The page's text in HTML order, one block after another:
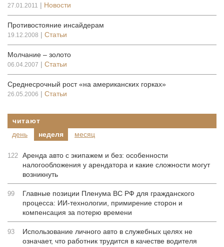
27.01.2011 | Новости
Противостояние инсайдерам
19.12.2008 | Статьи
Молчание – золото
06.04.2007 | Статьи
Среднесрочный рост «на американских горках»
26.05.2006 | Статьи
читают
день
неделя месяц
122 Аренда авто с экипажем и без: особенности
налогообложения у арендатора и какие сложности могут
возникнуть
99
Главные позиции Пленума ВС РФ для гражданского
процесса: ИИ-технологии, примирение сторон и
компенсация за потерю времени
93
Использование личного авто в служебных целях не
означает, что работник трудится в качестве водителя